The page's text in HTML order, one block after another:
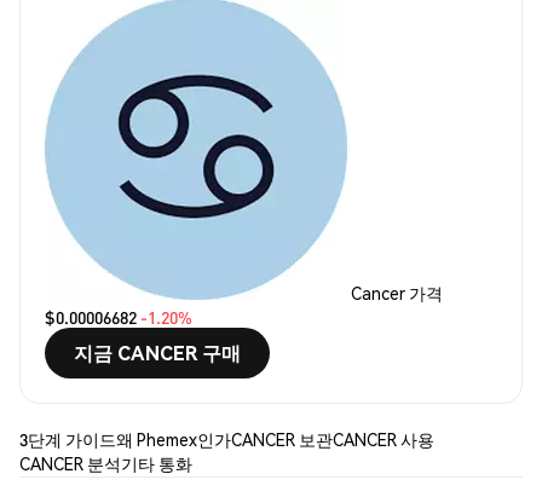
Cancer 가격
$0.00006682 -1.20%
지금 CANCER 구매
3단계 가이드왜 Phemex인가CANCER 보관CANCER 사용
CANCER 분석기타 통화